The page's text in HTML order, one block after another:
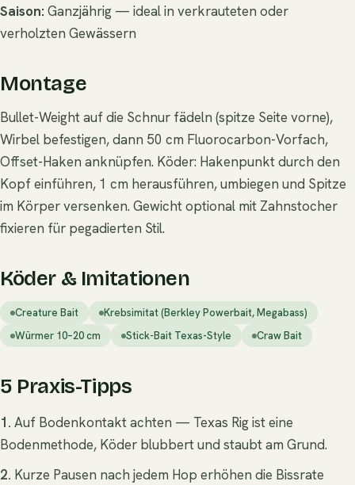
Saison: Ganzjährig — ideal in verkrauteten oder
verholzten Gewässern
Montage
Bullet-Weight auf die Schnur fädeln (spitze Seite vorne),
Wirbel befestigen, dann 50 cm Fluorocarbon-Vorfach,
Offset-Haken anknüpfen. Köder: Hakenpunkt durch den
Kopf einführen, 1 cm herausführen, umbiegen und Spitze
im Körper versenken. Gewicht optional mit Zahnstocher
fixieren für pegadierten Stil.
Köder & Imitationen
Creature Bait
Krebsimitat (Berkley Powerbait, Megabass)
Würmer 10–20 cm
Stick-Bait Texas-Style Craw Bait
5 Praxis-Tipps
1. Auf Bodenkontakt achten — Texas Rig ist eine
Bodenmethode, Köder blubbert und staubt am Grund.
2. Kurze Pausen nach jedem Hop erhöhen die Bissrate